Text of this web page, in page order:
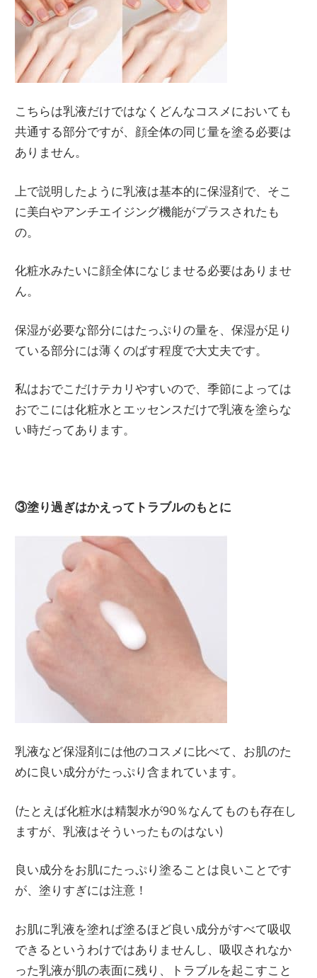
こちらは乳液だけではなくどんなコスメにおいても
共通する部分ですが、顔全体の同じ量を塗る必要は
ありません。
上で説明したように乳液は基本的に保湿剤で、そこ
に美白やアンチエイジング機能がプラスされたも
の。
化粧水みたいに顔全体になじませる必要はありませ
ん。
保湿が必要な部分にはたっぷりの量を、保湿が足り
ている部分には薄くのばす程度で大丈夫です。
私はおでこだけテカリやすいので、季節によっては
おでこには化粧水とエッセンスだけで乳液を塗らな
い時だってあります。
③塗り過ぎはかえってトラブルのもとに
乳液など保湿剤には他のコスメに比べて、お肌のた
めに良い成分がたっぷり含まれています。
(たとえば化粧水は精製水が90％なんてものも存在し
ますが、乳液はそういったものはない)
良い成分をお肌にたっぷり塗ることは良いことです
が、塗りすぎには注意！
お肌に乳液を塗れば塗るほど良い成分がすべて吸収
できるというわけではありませんし、吸収されなか
った乳液が肌の表面に残り、トラブルを起こすこと